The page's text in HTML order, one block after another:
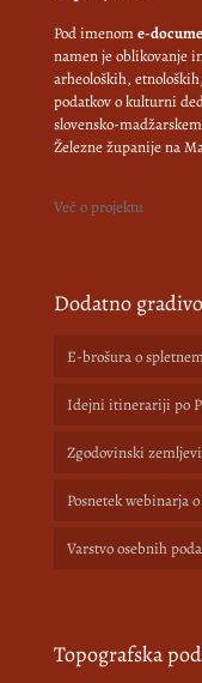
Pod imenome-
namen je oblikovanje
arheoloških,
podatkov o kulturni
slovensko-
Železne županije na
Več o projektu
Dodatno gradivo
E-brošura o
Idejni itinerariji po
Zgodovinski
Posnetek webinarja
Varstvo osebnih
Topografska